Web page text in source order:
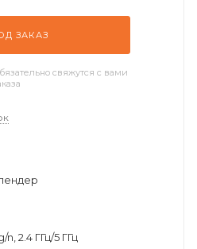
ЗАКАЗ
свяжутся с вами
n, 2.4 ГГц/5 ГГц